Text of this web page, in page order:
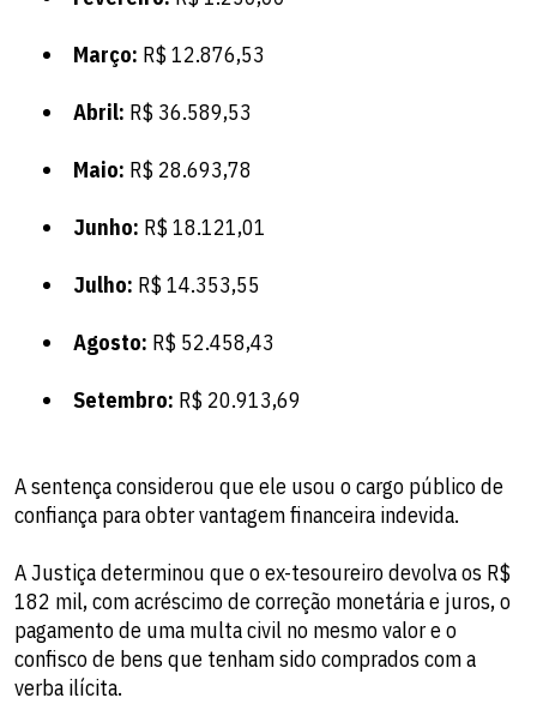
Março: R$ 12.876,53
Abril: R$ 36.589,53
Maio: R$ 28.693,78
Junho: R$ 18.121,01
Julho: R$ 14.353,55
Agosto: R$ 52.458,43
Setembro: R$ 20.913,69
A sentença considerou que ele usou o cargo público de
confiança para obter vantagem financeira indevida.
A Justiça determinou que o ex-tesoureiro devolva os R$
182 mil, com acréscimo de correção monetária e juros, o
pagamento de uma multa civil no mesmo valor e o
confisco de bens que tenham sido comprados com a
verba ilícita.